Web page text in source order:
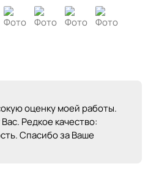
оценку моей работы.
Редкое качество:
Спасибо за Ваше